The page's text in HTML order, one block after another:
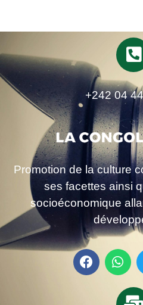
+242 04
Promotion de la culture
ses facettes ainsi
socioéconomique